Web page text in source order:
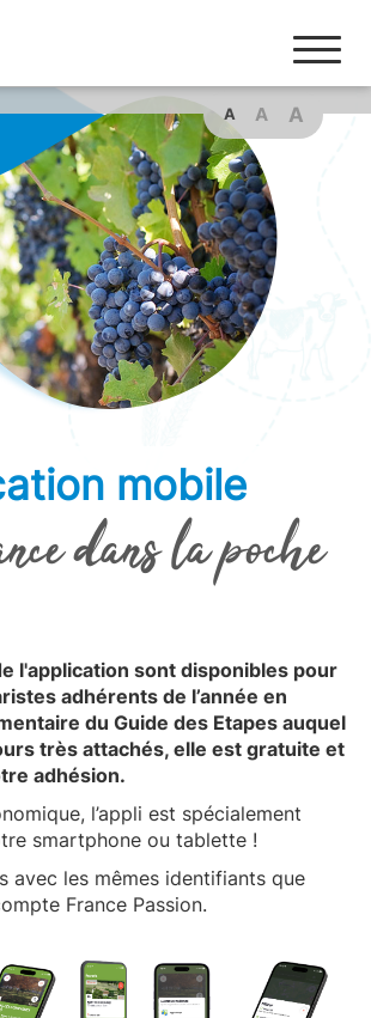
A A A
mobile
dans la poche
l'application sont disponibles pour
adhérents de l’année en
du Guide des Etapes auquel
très attachés, elle est gratuite et
adhésion.
l’appli est spécialement
smartphone ou tablette !
avec les mêmes identifiants que
France Passion.